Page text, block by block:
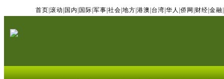
首页 滚动 国内 国际 军事 社会 地方 港澳 台湾 华人 侨网 财经 金融